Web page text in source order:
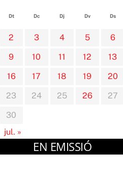
Dt Dc Dj Dv Ds
2 3 4 5 6
9 10 11 12 13
16 17 18 19 20
23 24 25 26 27
30
jul. »
EN EMISSIÓ